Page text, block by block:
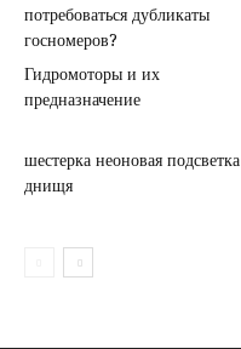
потребоваться дубликаты
госномеров?
Гидромоторы и их
предназначение
шестерка неоновая подсветка
днищя